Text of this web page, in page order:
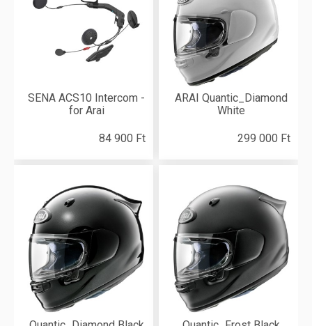
SENA ACS10 Intercom -
for Arai
84 900 Ft
ARAI Quantic_Diamond
White
299 000 Ft